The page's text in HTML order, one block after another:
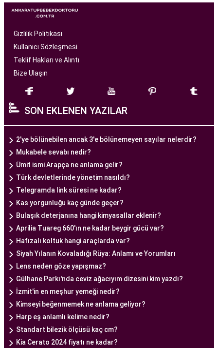
Tüp Bebek Merkezi, kısırlık sorunu yaşayan
çiftlere profesyonel ve bireysel bir yaklaşımla
hizmet sunan bir sağlık kuruluşudur. Modern
tıbbın son teknolojilerini kullanarak, çiftlere
başarılı tüp bebek tedavileri sunmayı amaçlar.
bir ekip tarafından yönetilmektedir. Burada görev
alan tıp profesyonelleri, çiftlere kişiselleştirilmiş
tedavi planları sunarak, her çiftin özel durumunu
dikkate alır. Ayrıca, merkezde kullanılan teknoloji
ve ekipmanlar, tedavi sürecini daha etkili ve
güvenli hale getirir.
Ankara Tüp Bebek Merkezi, hasta odaklı hizmet
anlayışı ve etik prensipler çerçevesinde, çiftlere
sağlıklı bir gebelik yaşama şansı tanıyan kapsamlı
bir tüp bebek hizmeti sunar.
Ankara Tüp Bebek Doktoru
Tüp bebek tedavisi, uzman bir ekibin liderliğinde
ve deneyimli bir doktorun rehberliğinde
yürütülmesi gereken bir süreçtir. Ankara Tüp
Bebek Merkezi'nde görev alan uzman tüp bebek
doktoru, çiftlere kapsamlı bir yaklaşımla tedavi
sunar.
Ankara Tüp Bebek Doktoru
Gizlilik Politikası
Kullanıcı Sözleşmesi
Teklif Hakları ve Alıntı
Bize Ulaşın
SON EKLENEN YAZILAR
2'ye bölünebilen ancak 3'e bölünemeyen sayılar nelerdir?
Mukabele sevabı nedir?
Ümit ismi Arapça ne anlama gelir?
Türk devletlerinde yönetim nasıldı?
Telegramda link süresi ne kadar?
Kas yorgunluğu kaç günde geçer?
Bulaşık deterjanına hangi kimyasallar eklenir?
Aprilia Tuareg 660'ın ne kadar beygir gücü var?
Hafızalı koltuk hangi araçlarda var?
Siyah Yılanın Kovaladığı Rüya: Anlamı ve Yorumları
Lens neden göze yapışmaz?
Gülhane Parkı'nda ceviz ağacıyım dizesini kim yazdı?
İzmit'in en meşhur yemeği nedir?
Kimseyi beğenmemek ne anlama geliyor?
Harp eş anlamlı kelime nedir?
Standart bilezik ölçüsü kaç cm?
Kia Cerato 2024 fiyatı ne kadar?